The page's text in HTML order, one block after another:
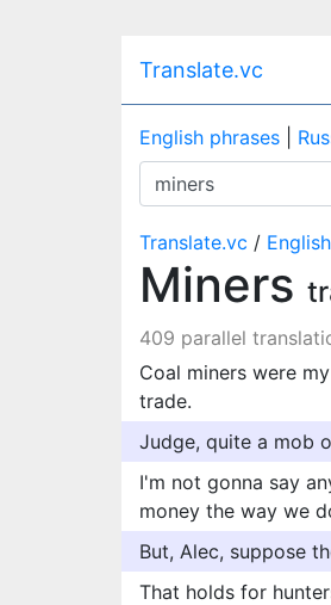
Translate.vc
English phrases
Translate.vc /
Miners
409 parallel
Coal miners were
trade.
Judge, quite a mob
I'm not gonna say
money the way we
But, Alec, suppose
That holds for